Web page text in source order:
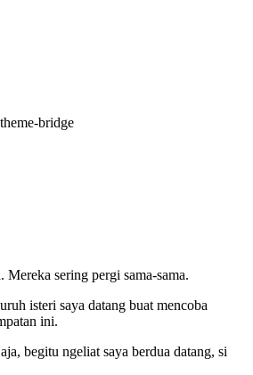
bridge
sering pergi sama-sama.
isteri saya datang buat mencoba
ini.
begitu ngeliat saya berdua datang, si